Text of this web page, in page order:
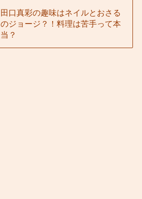
田口真彩の趣味はネイルとおさる
のジョージ？！料理は苦手って本
当？